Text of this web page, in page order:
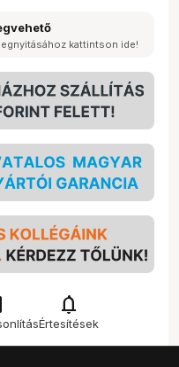
kattintson ide!
notifications
Értesítések